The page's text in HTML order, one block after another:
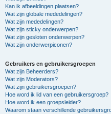
Kan ik afbeeldingen plaatsen?
Wat zijn globale mededelingen?
Wat zijn mededelingen?
Wat zijn sticky onderwerpen?
Wat zijn gesloten onderwerpen?
Wat zijn onderwerpiconen?
Gebruikers en gebruikersgroepen
Wat zijn Beheerders?
Wat zijn Moderators?
Wat zijn gebruikersgroepen?
Hoe word ik lid van een gebruikersgroep?
Hoe word ik een groepsleider?
Waarom staan verschillende